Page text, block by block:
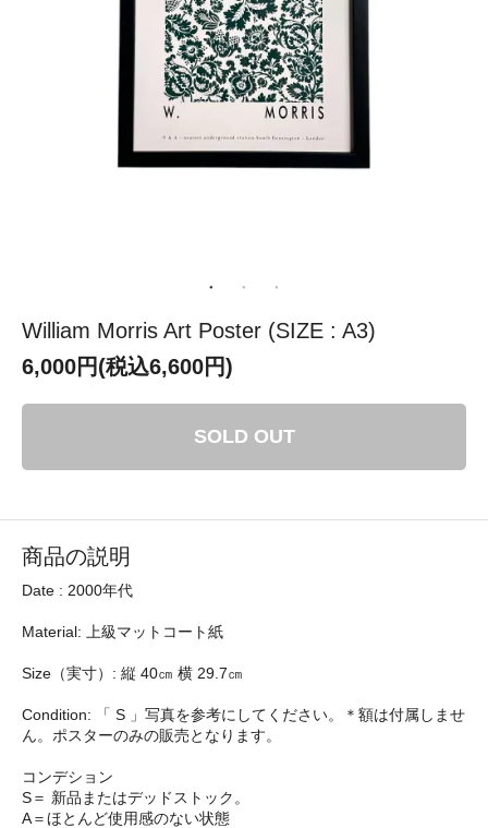
William Morris Art Poster (SIZE : A3)
6,000円(税込6,600円)
SOLD OUT
商品の説明
Date : 2000年代
Material: 上級マットコート紙
Size（実寸）: 縦 40㎝ 横 29.7㎝
Condition: 「 S 」写真を参考にしてください。＊額は付属しませ
ん。ポスターのみの販売となります。
コンデション
S＝ 新品またはデッドストック。
A＝ほとんど使用感のない状態